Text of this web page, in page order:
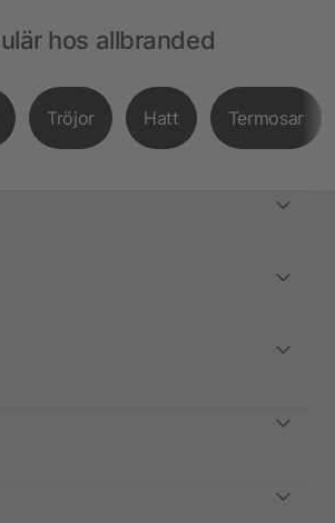
hos allbranded
Tröjor Hatt Termosar